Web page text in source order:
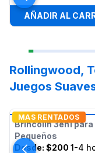
AÑADIR AL
Rollingwood,
Juegos
MAS RENTADOS
Brincolín 3en1
Pequeños
Desde: $200 1-4